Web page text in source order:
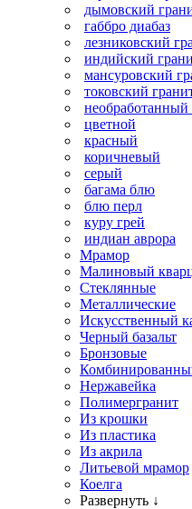
дымовский
габбро диабаз
лезниковский
индийский
мансуровский
токовский
необработанный
цветной
красный
коричневый
серый
багама блю
блю перл
куру грей
индиан аврора
Мрамор
Малиновый
Стеклянные
Металлические
Искусственный
Черный базальт
Бронзовые
Нержавейка
Полимергранит
Из крошки
Из пластика
Из акрила
Литьевой мрамор
Коелга
Развернуть ↓